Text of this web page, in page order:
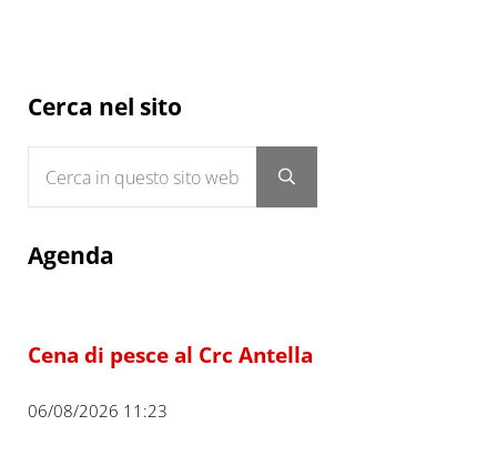
Sidebar
Cerca nel sito
Submit search
Agenda
Cena di pesce al Crc Antella
06/08/2026 11:23